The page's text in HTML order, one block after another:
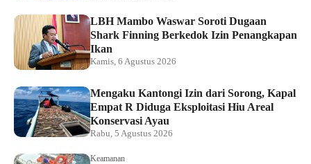
LBH Mambo Waswar Soroti Dugaan
Shark Finning Berkedok Izin Penangkapan
Ikan
Kamis, 6 Agustus 2026
Mengaku Kantongi Izin dari Sorong, Kapal
Empat R Diduga Eksploitasi Hiu Areal
Konservasi Ayau
Rabu, 5 Agustus 2026
Keamanan